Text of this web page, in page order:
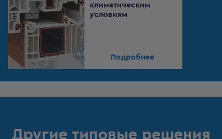
климатическим
условиям
Подробнее
Другие типовые решения